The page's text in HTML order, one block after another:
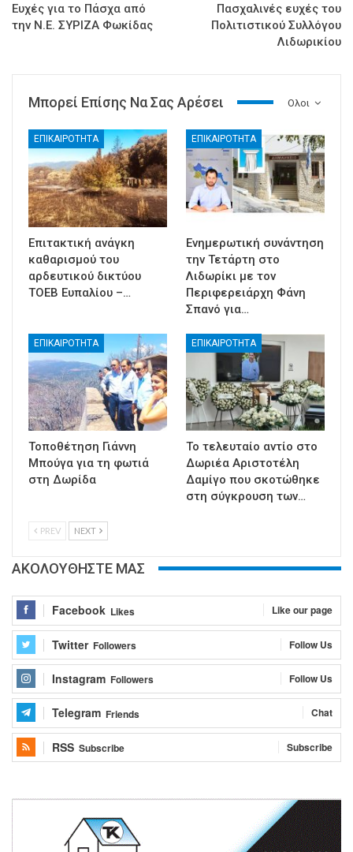
Ευχές για το Πάσχα από
την Ν.Ε. ΣΥΡΙΖΑ Φωκίδας
Πασχαλινές ευχές του
Πολιτιστικού Συλλόγου
Λιδωρικίου
Ολοι
Μπορεί Επίσης Να Σας Αρέσει
ΕΠΙΚΑΙΡΟΤΗΤΑ
Επιτακτική ανάγκη
καθαρισμού του
αρδευτικού δικτύου
ΤΟΕΒ Ευπαλίου –…
ΕΠΙΚΑΙΡΟΤΗΤΑ
Ενημερωτική συνάντηση
την Τετάρτη στο
Λιδωρίκι με τον
Περιφερειάρχη Φάνη
Σπανό για…
ΕΠΙΚΑΙΡΟΤΗΤΑ
Τοποθέτηση Γιάννη
Μπούγα για τη φωτιά
στη Δωρίδα
ΕΠΙΚΑΙΡΟΤΗΤΑ
Το τελευταίο αντίο στο
Δωριέα Αριστοτέλη
Δαμίγο που σκοτώθηκε
στη σύγκρουση των…
PREV NEXT
ΑΚΟΛΟΥΘΗΣΤΕ ΜΑΣ
Facebook Likes Like our page
Twitter Followers Follow Us
Instagram Followers Follow Us
Telegram Friends Chat
RSS Subscribe Subscribe